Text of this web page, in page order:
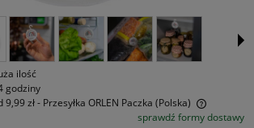
ilość
godziny
9,99 zł- Przesyłka ORLEN Paczka (Polska)
ewentualnych kosztów płatnościsprawdź formy dostawy